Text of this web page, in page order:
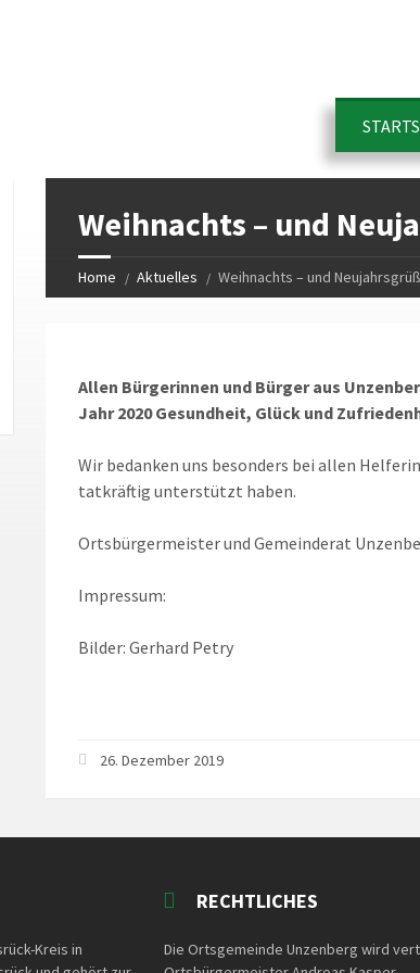
Weihnachts – und
Home Aktuelles Weihnachts – und
Allen Bürgerinnen und Bürger aus
Jahr 2020Gesundheit, Glück und
Wir bedanken uns besonders bei allen
tatkräftig unterstützt haben.
Ortsbürgermeister und Gemeinderat
Impressum:
Bilder: Gerhard Petry
26. Dezember 2019
Kreis in
RECHTLICHES
Die Ortsgemeinde Unzenberg wird